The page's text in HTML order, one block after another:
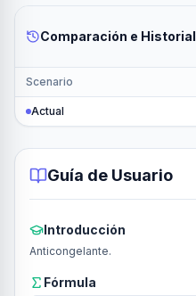
Comparación e Historial
Scenario
Actual
Guía de Usuario
Introducción
Anticongelante.
Fórmula